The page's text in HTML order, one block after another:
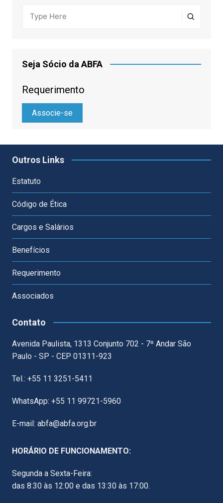
Seja Sócio da ABFA
Requerimento
Associe-se
Outros Links
Estatuto
Código de Ética
Cargos e Salários
Benefícios
Requerimento
Associados
Contato
Avenida Paulista, 1313 Conjunto 702 - 7º Andar São
Paulo - SP - CEP 01311-923
Tel.: +55 11 3251-5411
WhatsApp: +55 11 99721-5960
E-mail: abfa@abfa.org.br
HORÁRIO DE FUNCIONAMENTO:
Segunda a Sexta-Feira:
das 8:30 às 12:00 e das 13:30 às 17:00.